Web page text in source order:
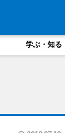
学ぶ・知る